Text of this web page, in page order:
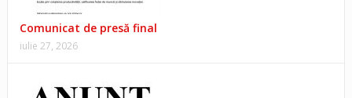
Comunicat de presă final
iulie 27, 2026